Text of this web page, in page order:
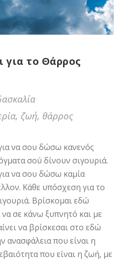
για το Θάρρος
, ζωή, θάρρος
να σου δώσω κανενός
σού δίνουν σιγουριά.
να σου δώσω καμία
Κάθε υπόσχεση για το
Βρίσκομαι εδώ
σε κάνω ξυπνητό και με
να βρίσκεσαι στο εδώ
ανασφάλεια που είναι η
που είναι η ζωή, με